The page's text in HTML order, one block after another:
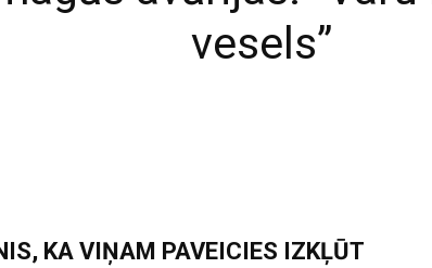
vesels”
KA VIŅAM PAVEICIES IZKĻŪT